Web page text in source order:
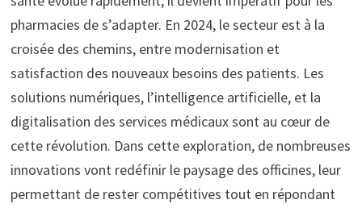
pharmacies de s’adapter. En 2024, le secteur est à la
croisée des chemins, entre modernisation et
satisfaction des nouveaux besoins des patients. Les
solutions numériques, l’intelligence artificielle, et la
digitalisation des services médicaux sont au cœur de
cette révolution. Dans cette exploration, de nombreuses
innovations vont redéfinir le paysage des officines, leur
permettant de rester compétitives tout en répondant